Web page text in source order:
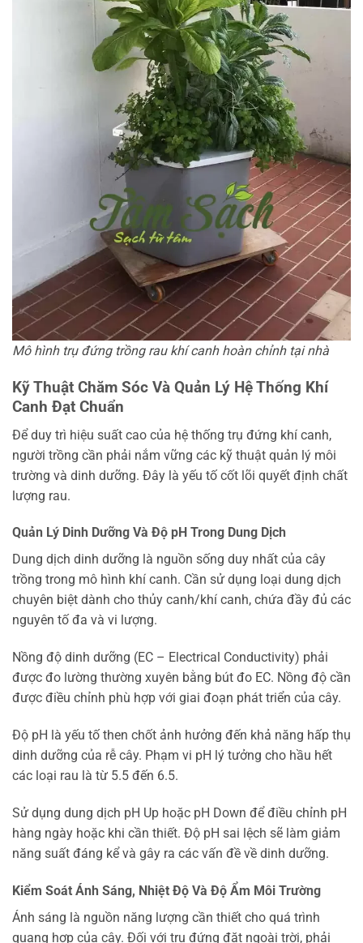
Mô hình trụ đứng trồng rau khí canh hoàn chỉnh tại nhà
Kỹ Thuật Chăm Sóc Và Quản Lý Hệ Thống Khí
Canh Đạt Chuẩn
Để duy trì hiệu suất cao của hệ thống trụ đứng khí canh,
người trồng cần phải nắm vững các kỹ thuật quản lý môi
trường và dinh dưỡng. Đây là yếu tố cốt lõi quyết định chất
lượng rau.
Quản Lý Dinh Dưỡng Và Độ pH Trong Dung Dịch
Dung dịch dinh dưỡng là nguồn sống duy nhất của cây
trồng trong mô hình khí canh. Cần sử dụng loại dung dịch
chuyên biệt dành cho thủy canh/khí canh, chứa đầy đủ các
nguyên tố đa và vi lượng.
Nồng độ dinh dưỡng (EC – Electrical Conductivity) phải
được đo lường thường xuyên bằng bút đo EC. Nồng độ cần
được điều chỉnh phù hợp với giai đoạn phát triển của cây.
Độ pH là yếu tố then chốt ảnh hưởng đến khả năng hấp thụ
dinh dưỡng của rễ cây. Phạm vi pH lý tưởng cho hầu hết
các loại rau là từ 5.5 đến 6.5.
Sử dụng dung dịch pH Up hoặc pH Down để điều chỉnh pH
hàng ngày hoặc khi cần thiết. Độ pH sai lệch sẽ làm giảm
năng suất đáng kể và gây ra các vấn đề về dinh dưỡng.
Kiểm Soát Ánh Sáng, Nhiệt Độ Và Độ Ẩm Môi Trường
Ánh sáng là nguồn năng lượng cần thiết cho quá trình
quang hợp của cây. Đối với trụ đứng đặt ngoài trời, phải